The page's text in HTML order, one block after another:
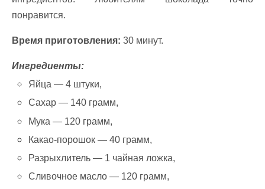
понравится.
Время приготовления: 30 минут.
Ингредиенты:
Яйца — 4 штуки,
Сахар — 140 грамм,
Мука — 120 грамм,
Какао-порошок — 40 грамм,
Разрыхлитель — 1 чайная ложка,
Сливочное масло — 120 грамм,